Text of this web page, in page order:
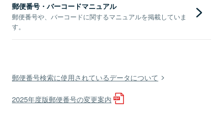
郵便番号・バーコードマニュアル
郵便番号や、バーコードに関するマニュアルを掲載していま
す。
郵便番号検索に使用されているデータについて
2025年度版郵便番号の変更案内